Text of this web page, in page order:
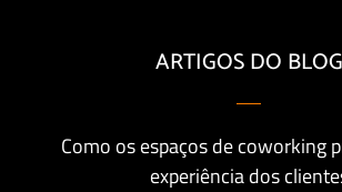
ARTIGOS DO BLOG
Como os espaços de coworking
experiência dos